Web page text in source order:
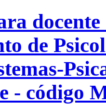
de
- código